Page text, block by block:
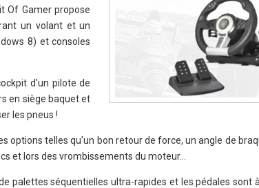
Of Gamer propose
un volant et un
8) et consoles
d'un pilote de
en siège baquet et
les pneus !
options telles qu'un bon retour de force, un angle de
et lors des vrombissements du moteur...
palettes séquentielles ultra-rapides et les pédales sont